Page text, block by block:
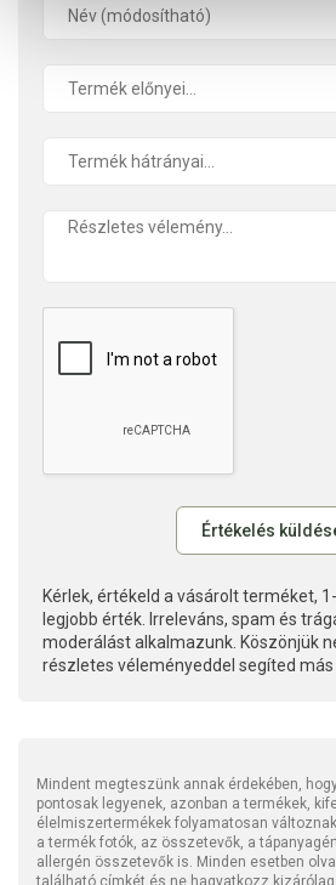
Kérlek, értékeld a vásárolt terméket,
legjobb érték. Irreleváns, spam és
moderálást alkalmazunk. Köszönjük
részletes véleményeddel segíted
Mindent megteszünk annak érdekében,
pontosak legyenek, azonban a termékek,
élelmiszertermékek folyamatosan
a termék fotók, az összetevők, a
allergén összetevők is. Minden esetben